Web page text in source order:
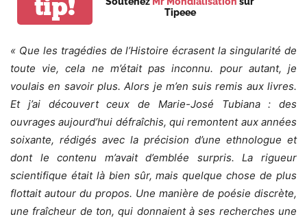
tip!
Tipeee
« Que les tragédies de l’Histoire écrasent la singularité de
toute vie, cela ne m’était pas inconnu. pour autant, je
voulais en savoir plus. Alors je m’en suis remis aux livres.
Et j’ai découvertceux de Marie-José Tubiana: des
ouvrages aujourd’hui défraîchis, qui remontent aux années
soixante, rédigés avec la précision d’une ethnologue et
dont le contenu m’avait d’emblée surpris.La rigueur
scientifique était là bien sûr, mais quelque chose de plus
flottait autour du propos. Une manière de poésie discrète,
une fraîcheur de ton, qui donnaient à ses recherches une